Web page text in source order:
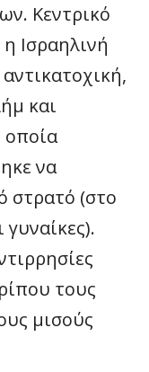
Κεντρικό
Ισραηλινή
και
οποία
να
στρατό (στο
γυναίκες).
τους
μισούς